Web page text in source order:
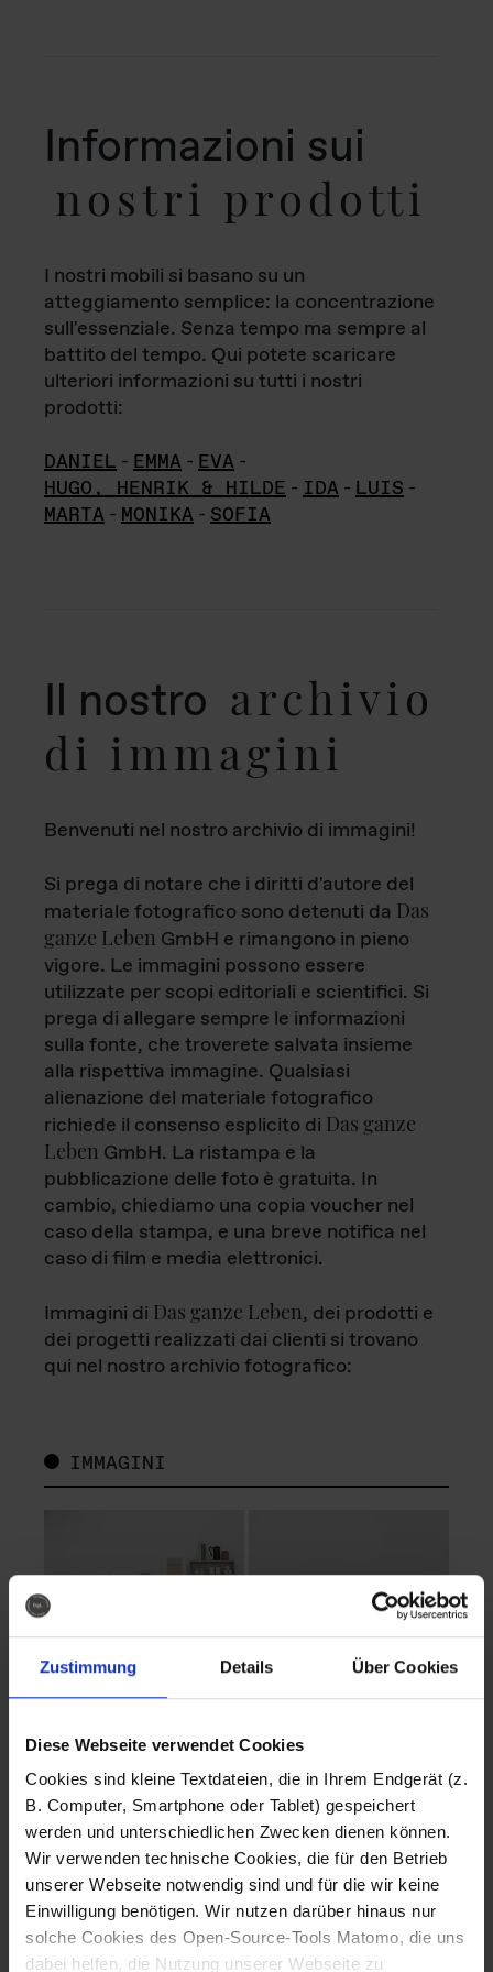
Zustimmung Details Über Cookies
Diese Webseite verwendet Cookies
Cookies sind kleine Textdateien, die in Ihrem Endgerät (z.
B. Computer, Smartphone oder Tablet) gespeichert
werden und unterschiedlichen Zwecken dienen können.
Wir verwenden technische Cookies, die für den Betrieb
unserer Webseite notwendig sind und für die wir keine
Einwilligung benötigen. Wir nutzen darüber hinaus nur
solche Cookies des Open-Source-Tools Matomo, die uns
dabei helfen, die Nutzung unserer Webseite zu
Informazioni sui
nostri prodotti
I nostri mobili si basano su un
atteggiamento semplice: la concentrazione
sull'essenziale. Senza tempo ma sempre al
battito del tempo. Qui potete scaricare
ulteriori informazioni su tutti i nostri
prodotti:
DANIEL - EMMA - EVA -
HUGO, HENRIK & HILDE - IDA - LUIS -
MARTA - MONIKA - SOFIA
Il nostro archivio
di immagini
Benvenuti nel nostro archivio di immagini!
Si prega di notare che i diritti d'autore del
materiale fotografico sono detenuti da Das
ganze Leben GmbH e rimangono in pieno
vigore. Le immagini possono essere
utilizzate per scopi editoriali e scientifici. Si
prega di allegare sempre le informazioni
sulla fonte, che troverete salvata insieme
alla rispettiva immagine. Qualsiasi
alienazione del materiale fotografico
richiede il consenso esplicito di Das ganze
Leben GmbH. La ristampa e la
pubblicazione delle foto è gratuita. In
cambio, chiediamo una copia voucher nel
caso della stampa, e una breve notifica nel
caso di film e media elettronici.
Immagini di Das ganze Leben, dei prodotti e
dei progetti realizzati dai clienti si trovano
qui nel nostro archivio fotografico:
IMMAGINI
Fotografo: Lorenz
Sternbach
Download
Fotografo: Lorenz
Sternbach
Download